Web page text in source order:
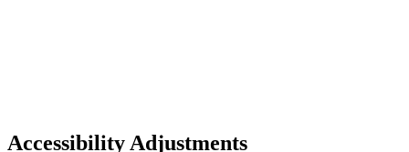
Accessibility Adjustments